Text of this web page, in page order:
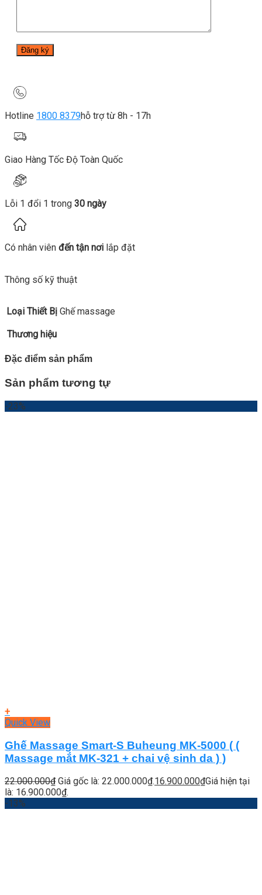
Hotline 1800 8379hỗ trợ từ 8h - 17h
Giao Hàng Tốc Độ Toàn Quốc
Lỗi 1 đổi 1 trong 30 ngày
Có nhân viên đến tận nơi lắp đặt
Thông số kỹ thuật
Loại Thiết Bị Ghế massage
Thương hiệu
Đặc điểm sản phẩm
Sản phẩm tương tự
-23%
+
Quick View
Ghế Massage Smart-S Buheung MK-5000 ( (
Massage mắt MK-321 + chai vệ sinh da ) )
22.000.000₫ Giá gốc là: 22.000.000₫.16.900.000₫Giá hiện tại
là: 16.900.000₫.
-13%